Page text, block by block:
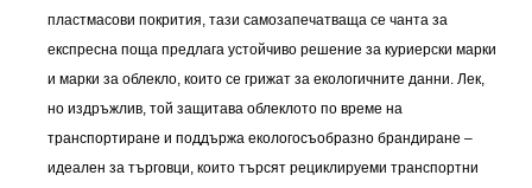
пластмасови покрития, тази самозапечатваща се чанта за
експресна поща предлага устойчиво решение за куриерски марки
и марки за облекло, които се грижат за екологичните данни. Лек,
но издръжлив, той защитава облеклото по време на
транспортиране и поддържа екологосъобразно брандиране –
идеален за търговци, които търсят рециклируеми транспортни